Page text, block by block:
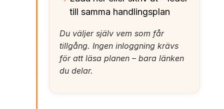
till samma handlingsplan
Du väljer själv vem som får
tillgång. Ingen inloggning krävs
för att läsa planen – bara länken
du delar.